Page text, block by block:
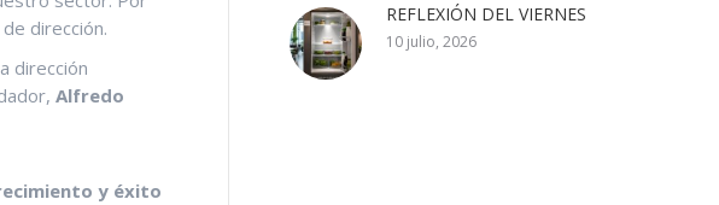
dirección.
dirección
Alfredo
y éxito
REFLEXIÓN DEL VIERNES
10 julio, 2026